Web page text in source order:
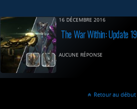
16 DÉCEMBRE 2016
The War Within: Update
AUCUNE RÉPONSE
Retour au début